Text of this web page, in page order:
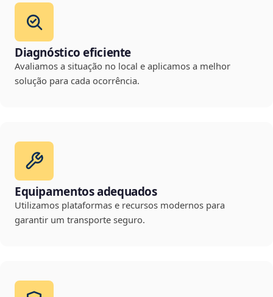
Diagnóstico eficiente
Avaliamos a situação no local e aplicamos a melhor
solução para cada ocorrência.
Equipamentos adequados
Utilizamos plataformas e recursos modernos para
garantir um transporte seguro.